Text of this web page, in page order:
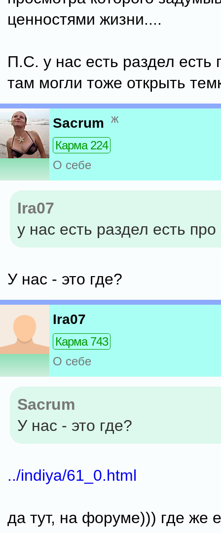
ценностями жизни....
П.С. у нас есть раздел
там могли тоже открыть
Sacrum ж
Карма 224
О себе
Ira07
у нас есть раздел есть
У нас - это где?
Ira07
Карма 743
О себе
Sacrum
У нас - это где?
../indiya/61_0.html
да тут, на форуме))) где же